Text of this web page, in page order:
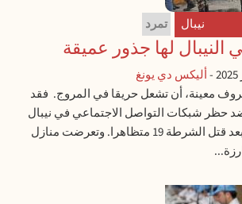
نيبال تمرد
لها جذور عميقة
-أليكس دي يونغ
معينة، أن تشعل حريقا في المروج. فقد
حظر شبكات التواصل الاجتماعي في نيبال
إلى انتفاضة حقيقية بعد قتل الشرطة 19 متظاهرا. وتعرضت منازل